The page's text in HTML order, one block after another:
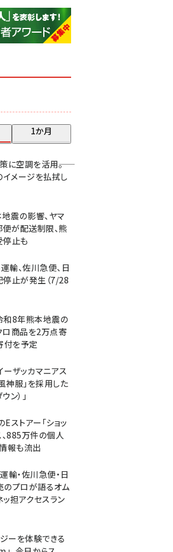
(1112)
1か月
空調を活用――。
イメージを払拭し
震の影響、ヤマ
便が配送制限、熊
止も
輸、佐川急便、日
止が発生（7/28
和8年熊本地震の
商品を2万点寄
付を予定
ーザッカマニアス
神服」を採用した
ン）」
ストアー「ショッ
、885万件の個人
報も流出
輸・佐川急便・日
プロが語るオム
担アクセスラン
ーを体験できる